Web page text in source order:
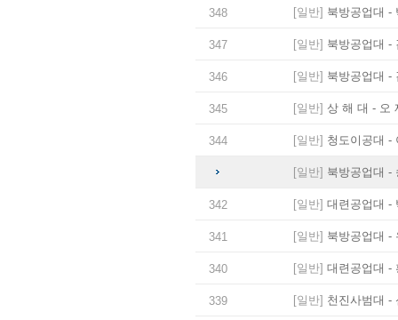
348 [일반] 북방공업대 -
347 [일반] 북방공업대 -
346 [일반] 북방공업대 -
345 [일반] 상 해 대 - 오
344 [일반] 청도이공대 -
[일반] 북방공업대 -
342 [일반] 대련공업대 -
341 [일반] 북방공업대 -
340 [일반] 대련공업대 -
339 [일반] 천진사범대 -